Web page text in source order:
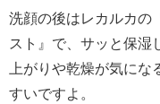
洗顔の後はレカルカの
スト』で、サッと保湿
上がりや乾燥が気にな
すいですよ。